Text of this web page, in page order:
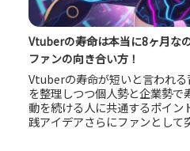
Vtuberの寿命は本当に8ヶ月な
ファンの向き合い方！
Vtuberの寿命が短いと言われ
を整理しつつ個人勢と企業勢
動を続ける人に共通するポイン
践アイデアさらにファンとして
推し活を長く楽しむかまでを一